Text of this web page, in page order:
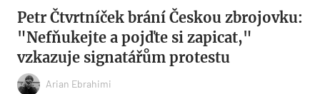
Petr Čtvrtníček brání Českou zbrojovku:
"Nefňukejte a pojďte si zapicat,"
vzkazuje signatářům protestu
Arian Ebrahimi